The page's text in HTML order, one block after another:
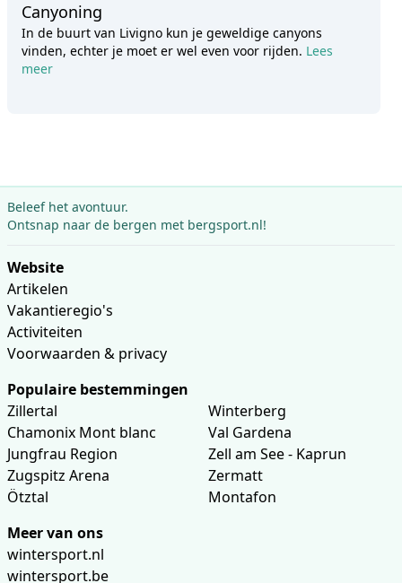
Canyoning
In de buurt van Livigno kun je geweldige canyons
vinden, echter je moet er wel even voor rijden. Lees
meer
Beleef het avontuur.
Ontsnap naar de bergen met bergsport.nl!
Website
Artikelen
Vakantieregio's
Activiteiten
Voorwaarden & privacy
Populaire bestemmingen
Zillertal
Chamonix Mont blanc
Jungfrau Region
Zugspitz Arena
Ötztal
Winterberg
Val Gardena
Zell am See - Kaprun
Zermatt
Montafon
Meer van ons
wintersport.nl
wintersport.be